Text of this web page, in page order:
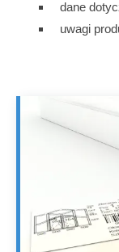
dane
uwagi